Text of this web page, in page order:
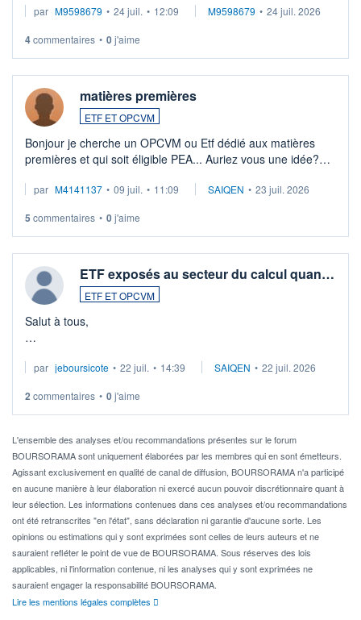
veux procéder à la vente, on me signale ...
par M9598679 • 24 juil. • 12:09 M9598679 • 24 juil. 2026
4commentaires • 0j'aime
matières premières
ETF ET OPCVM
Bonjour je cherche un OPCVM ou Etf dédié aux matières
premières et qui soit éligible PEA... Auriez vous une idée?
par M4141137 • 09 juil. • 11:09 SAIQEN • 23 juil. 2026
5 commentaires • 0j'aime
ETF exposés au secteur du calcul quan…
ETF ET OPCVM
Salut à tous,
via un ETF plutôt que des actions individuelles.
Idéalement, je voudrais qu'il soit éligible au PEA.
Pour l' ...
par jeboursicote • 22 juil. • 14:39 SAIQEN • 22 juil. 2026
2 commentaires • 0j'aime
L'ensemble des analyses et/ou recommandations présentes sur le forum
BOURSORAMA sont uniquement élaborées par les membres qui en sont émetteurs.
Agissant exclusivement en qualité de canal de diffusion, BOURSORAMA n'a participé
en aucune manière à leur élaboration ni exercé aucun pouvoir discrétionnaire quant à
leur sélection. Les informations contenues dans ces analyses et/ou recommandations
ont été retranscrites "en l'état", sans déclaration ni garantie d'aucune sorte. Les
opinions ou estimations qui y sont exprimées sont celles de leurs auteurs et ne
sauraient refléter le point de vue de BOURSORAMA. Sous réserves des lois
applicables, ni l'information contenue, ni les analyses qui y sont exprimées ne
sauraient engager la responsabilité BOURSORAMA.
Lire les mentions légales complètes